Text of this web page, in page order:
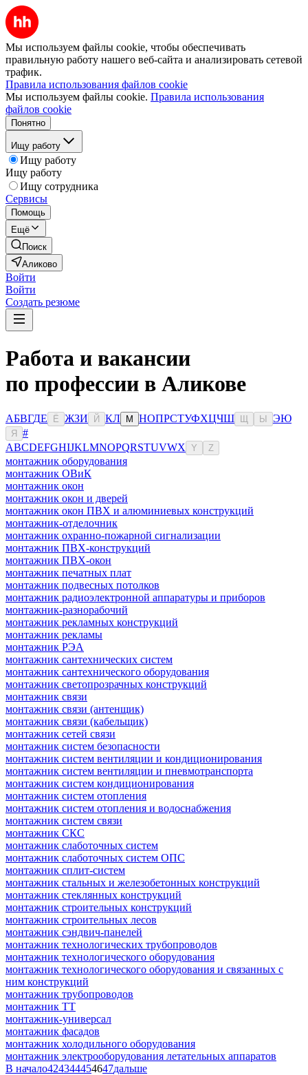
Мы используем файлы cookie, чтобы обеспечивать
правильную работу нашего веб-сайта и анализировать сетевой
трафик.
Правила использования файлов cookie
Мы используем файлы cookie. Правила использования
файлов cookie
Понятно
Ищу работу
Ищу работу
Ищу работу
Ищу сотрудника
Сервисы
Помощь
Ещё
Поиск
Аликово
Войти
Войти
Создать резюме
Работа и вакансии
по профессии в Аликове
АБВГДЕ Ё ЖЗИ Й КЛ М НОПРСТУФХЦЧШ Ы ЭЮ
Я
#
ABCDEFGHIJKLMNOPQRSTUVWX Y Z
монтажник оборудования
монтажник ОВиК
монтажник окон
монтажник окон и дверей
монтажник окон ПВХ и алюминиевых конструкций
монтажник-отделочник
монтажник охранно-пожарной сигнализации
монтажник ПВХ-конструкций
монтажник ПВХ-окон
монтажник печатных плат
монтажник подвесных потолков
монтажник радиоэлектронной аппаратуры и приборов
монтажник-разнорабочий
монтажник рекламных конструкций
монтажник рекламы
монтажник РЭА
монтажник сантехнических систем
монтажник сантехнического оборудования
монтажник светопрозрачных конструкций
монтажник связи
монтажник связи (антенщик)
монтажник связи (кабельщик)
монтажник сетей связи
монтажник систем безопасности
монтажник систем вентиляции и кондиционирования
монтажник систем вентиляции и пневмотранспорта
монтажник систем кондиционирования
монтажник систем отопления
монтажник систем отопления и водоснабжения
монтажник систем связи
монтажник СКС
монтажник слаботочных систем
монтажник слаботочных систем ОПС
монтажник сплит-систем
монтажник стальных и железобетонных конструкций
монтажник стеклянных конструкций
монтажник строительных конструкций
монтажник строительных лесов
монтажник сэндвич-панелей
монтажник технологических трубопроводов
монтажник технологического оборудования
монтажник технологического оборудования и связанных с
ним конструкций
монтажник трубопроводов
монтажник ТТ
монтажник-универсал
монтажник фасадов
монтажник холодильного оборудования
монтажник электрооборудования летательных аппаратов
В начало424344454647дальше